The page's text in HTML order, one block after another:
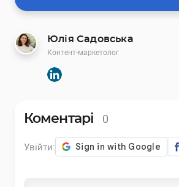
Юлія Садовська
Контент-маркетолог
Коментарі 0
Увійти: